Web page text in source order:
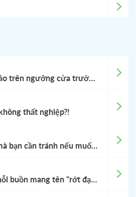
Bạn có đang chao đảo trên ngưỡng cửa trưởng thành?
thất nghiệp?!
3 sai lầm ở tuổi 18 mà bạn cần tránh nếu muốn thành công
Tuổi 18 - Vượt qua nỗi buồn mang tên "rớt đại học"